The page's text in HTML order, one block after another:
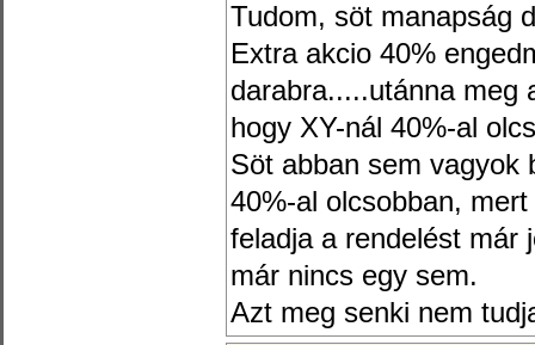
Tudom, söt manapság
Extra akcio 40%
darabra.....utánna meg
hogy XY-nál 40%-al
Söt abban sem vagyok
40%-al olcsobban,
feladja a rendelést már
már nincs egy sem.
Azt meg senki nem